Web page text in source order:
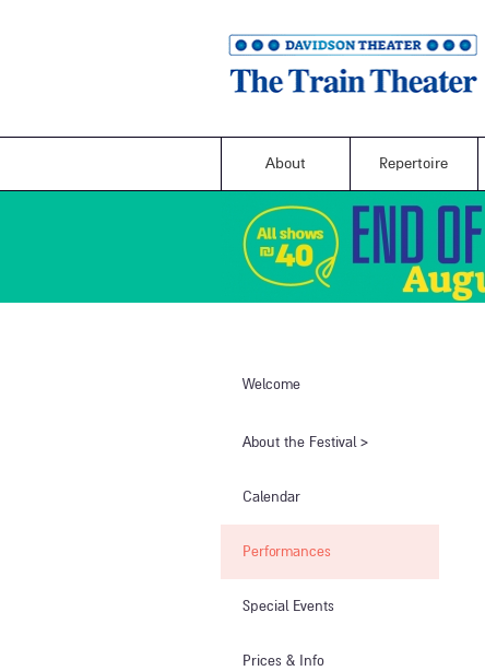
About Repertoire
Welcome
​About the Festival​
Calendar
Performances
Special Events
Prices & Info​